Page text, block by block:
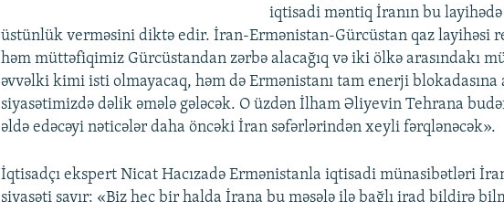
iqtisadi məntiq İranın bu
üstünlük verməsini diktə edir. İran-Ermənistan-Gürcüstan qaz layihəsi
həm müttəfiqimiz Gürcüstandan zərbə alacağıq və iki ölkə arasındakı
əvvəlki kimi isti olmayacaq, həm də Ermənistanı tam enerji blokadasına
siyasətimizdə dəlik əmələ gələcək. O üzdən İlham Əliyevin Tehrana
əldə edəcəyi nəticələr daha öncəki İran səfərlərindən xeyli fərqlənəcək».
İqtisadçı ekspert Nicat Hacızadə Ermənistanla iqtisadi münasibətləri
siyasəti sayır: «Biz heç bir halda İrana bu məsələ ilə bağlı irad bildirə